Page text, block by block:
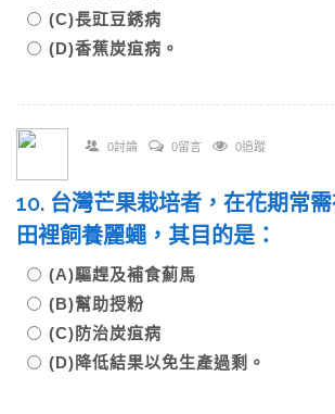
(C)長豇豆銹病
(D)香蕉炭疽病。
0討論 0留言 0追蹤
10. 台灣芒果栽培者，在花期常
田裡飼養麗蠅，其目的是：
(A)驅趕及補食薊馬
(B)幫助授粉
(C)防治炭疽病
(D)降低結果以免生產過剩。